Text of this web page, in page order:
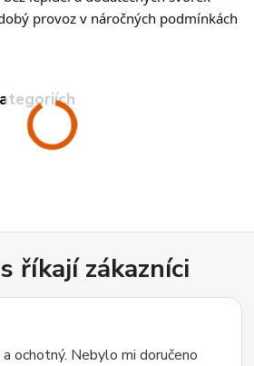
provoz v náročných podmínkách
říkají zákazníci
ochotný. Nebylo mi doručeno